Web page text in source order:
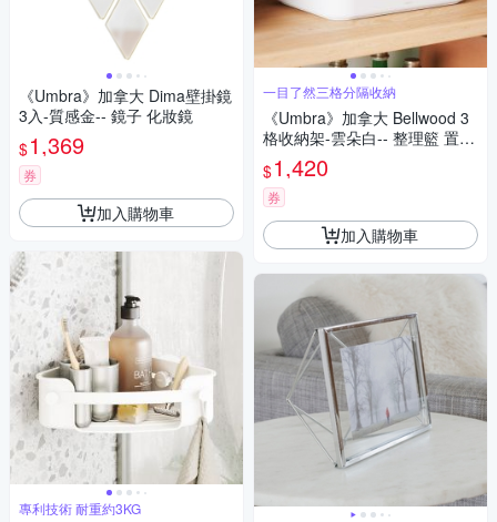
《Umbra》加拿大 Dima壁掛鏡
3入-質感金-- 鏡子 化妝鏡
$1,369
券
加入購物車
專利技術 耐重約3KG
一目了然三格分隔收納
《Umbra》加拿大 Bellwood 3
格收納架-雲朵白-- 整理籃 置物
籃 收納籃
$1,420
券
加入購物車